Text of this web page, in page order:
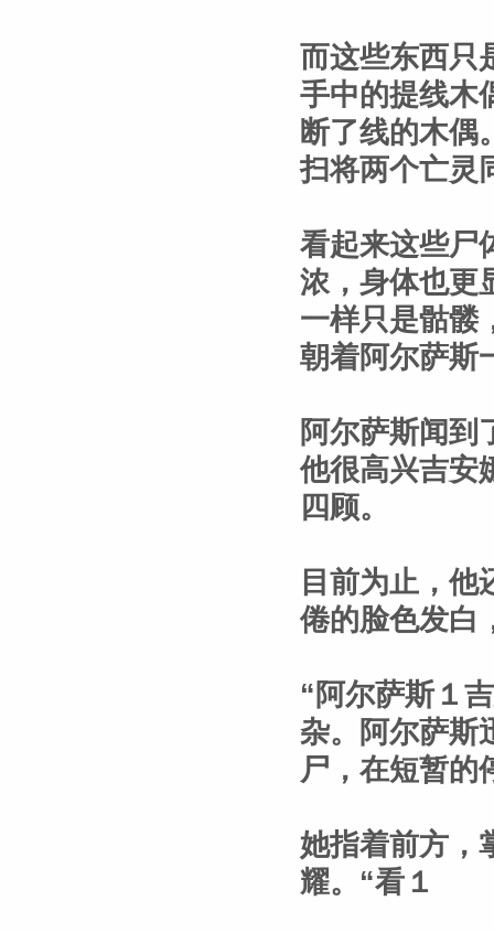
而这些东西只
手中的提线木
断了线的木偶
扫将两个亡灵
看起来这些尸
浓，身体也更
一样只是骷髅
朝着阿尔萨斯
阿尔萨斯闻到
他很高兴吉安
四顾。
目前为止，
倦的脸色发白
“阿尔萨斯１
杂。阿尔萨斯
尸，在短暂的
她指着前方，
耀。“看１